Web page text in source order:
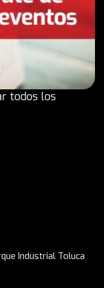
todos los
Industrial Toluca